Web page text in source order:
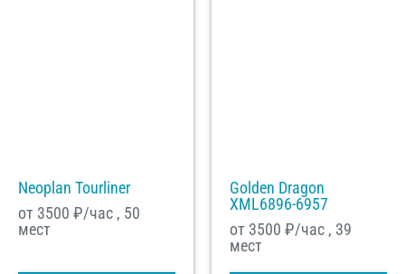
Neoplan Tourliner
от 3500 ₽/час , 50
мест
Golden Dragon
XML6896-6957
от 3500 ₽/час , 39
мест